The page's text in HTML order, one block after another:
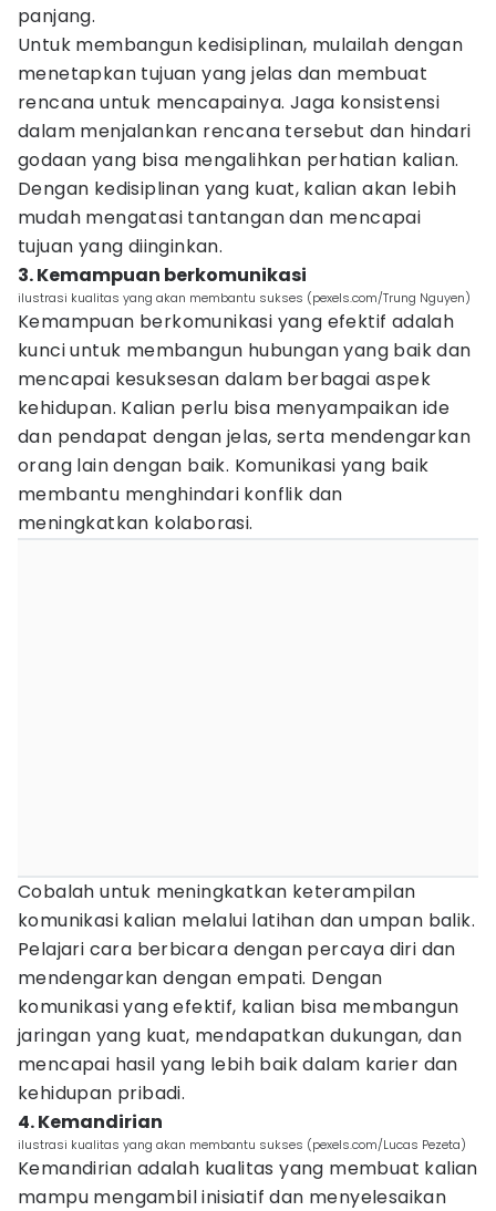
panjang.
Untuk membangun kedisiplinan, mulailah dengan
menetapkan tujuan yang jelas dan membuat
rencana untuk mencapainya. Jaga konsistensi
dalam menjalankan rencana tersebut dan hindari
godaan yang bisa mengalihkan perhatian kalian.
Dengan kedisiplinan yang kuat, kalian akan lebih
mudah mengatasi tantangan dan mencapai
tujuan yang diinginkan.
3. Kemampuan berkomunikasi
ilustrasi kualitas yang akan membantu sukses (pexels.com/Trung Nguyen)
Kemampuan berkomunikasi yang efektif adalah
kunci untuk membangun hubungan yang baik dan
mencapai kesuksesan dalam berbagai aspek
kehidupan. Kalian perlu bisa menyampaikan ide
dan pendapat dengan jelas, serta mendengarkan
orang lain dengan baik. Komunikasi yang baik
membantu menghindari konflik dan
meningkatkan kolaborasi.
Cobalah untuk meningkatkan keterampilan
komunikasi kalian melalui latihan dan umpan balik.
Pelajari cara berbicara dengan percaya diri dan
mendengarkan dengan empati. Dengan
komunikasi yang efektif, kalian bisa membangun
jaringan yang kuat, mendapatkan dukungan, dan
mencapai hasil yang lebih baik dalam karier dan
kehidupan pribadi.
4. Kemandirian
ilustrasi kualitas yang akan membantu sukses (pexels.com/Lucas Pezeta)
Kemandirian adalah kualitas yang membuat kalian
mampu mengambil inisiatif dan menyelesaikan